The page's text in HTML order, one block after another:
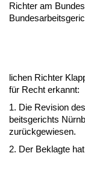
Rich­ter am
li­chen Rich­ter
für Recht er­kannt:
1. Die Re­vi­si­on
beits­ge­richts
zurück­ge­wie­sen.
2. Der Be­klag­te